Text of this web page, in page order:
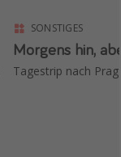
SONSTIGES
Morgens hin,
Tagestrip nach